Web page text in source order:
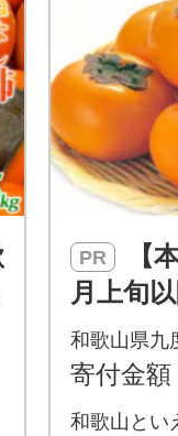
PR
月上旬
山町産
家庭用
和歌山県九
寄付金額
和歌山とい